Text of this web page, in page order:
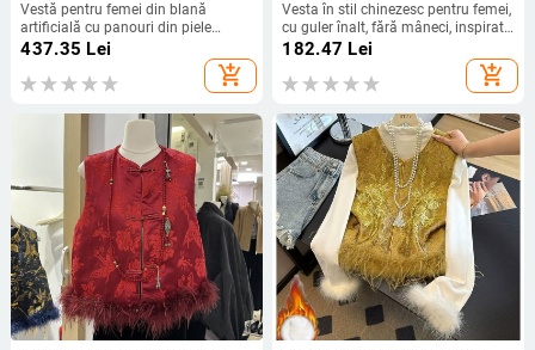
Vestă pentru femei din blană
artificială cu panouri din piele
artificială, patchwork în blocuri de
culoare, guler rotund, iarna 2025
437.35 Lei
add_shopping_cart
Vesta în stil chinezesc pentru femei,
cu guler înalt, fără mâneci, inspirată
din Tang, închidere frontală cu
182.47 Lei
add_shopping_cart